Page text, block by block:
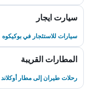
سيارت ايجار
سيارات للاستئجار في بوكيكوه
المطارات القريبة
رحلات طيران إلى مطار أوكلاند